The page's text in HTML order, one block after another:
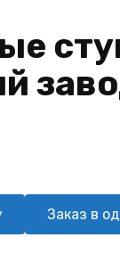
Заказ в